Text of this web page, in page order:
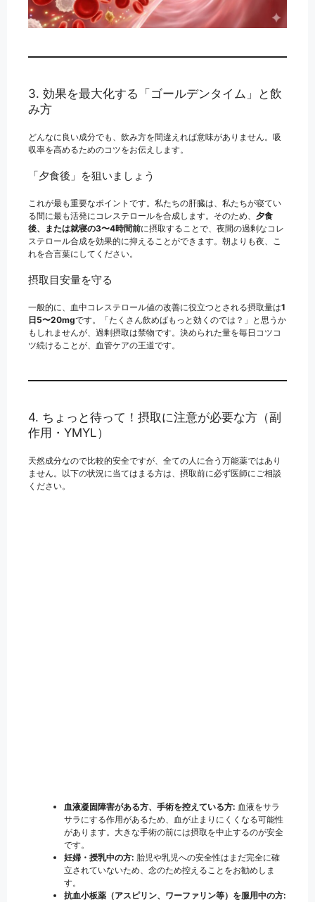
3. 効果を最大化する「ゴールデンタイム」と飲
み方
どんなに良い成分でも、飲み方を間違えれば意味がありません。吸
収率を高めるためのコツをお伝えします。
「夕食後」を狙いましょう
これが最も重要なポイントです。私たちの肝臓は、私たちが寝てい
る間に最も活発にコレステロールを合成します。そのため、 夕食
後、または就寝の3〜4時間前に摂取することで、夜間の過剰なコレ
ステロール合成を効果的に抑えることができます。朝よりも夜、こ
れを合言葉にしてください。
摂取目安量を守る
一般的に、血中コレステロール値の改善に役立つとされる摂取量は1
日5〜20mgです。「たくさん飲めばもっと効くのでは？」と思うか
もしれませんが、過剰摂取は禁物です。決められた量を毎日コツコ
ツ続けることが、血管ケアの王道です。
4. ちょっと待って！摂取に注意が必要な方（副
作用・YMYL）
天然成分なので比較的安全ですが、全ての人に合う万能薬ではあり
ません。以下の状況に当てはまる方は、摂取前に必ず医師にご相談
ください。
血液凝固障害がある方、手術を控えている方: 血液をサラ
サラにする作用があるため、血が止まりにくくなる可能性
があります。大きな手術の前には摂取を中止するのが安全
です。
妊婦・授乳中の方: 胎児や乳児への安全性はまだ完全に確
立されていないため、念のため控えることをお勧めしま
す。
抗血小板薬（アスピリン、ワーファリン等）を服用中の方: